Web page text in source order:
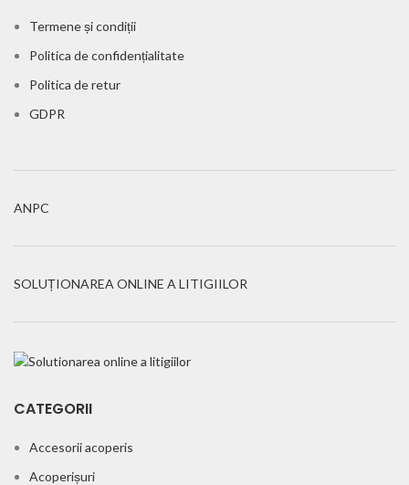
Termene și condiții
Politica de confidențialitate
Politica de retur
GDPR
ANPC
SOLUȚIONAREA ONLINE A LITIGIILOR
CATEGORII
Accesorii acoperis
Acoperișuri